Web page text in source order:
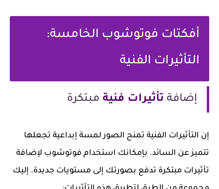
أفكتات فوتوشوب الخامسة:
التأثيرات الفنية
إضافة تأثيرات فنية مبتكرة
إن التأثيرات الفنية تمنح الصور لمسة إبداعية تجعلها
تتميز عن السائد. بإمكانك استخدام فوتوشوب لإضافة
تأثيرات مبتكرة تدفع بصورتك إلى مستويات جديدة. إليك